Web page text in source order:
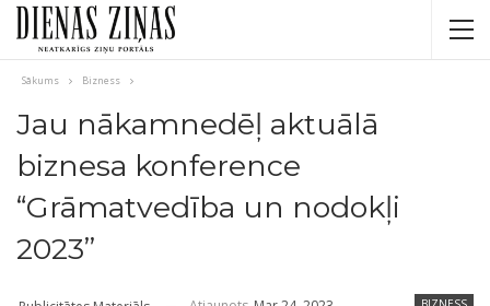
Sākums Bizness
Jau nākamnedēļ aktuālā
biznesa konference
“Grāmatvedība un nodokļi
2023”